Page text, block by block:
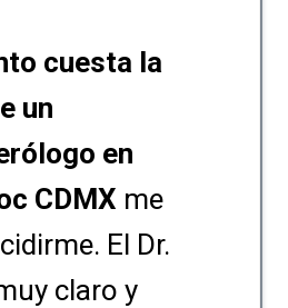
cuesta la
un
en
CDMX me
El Dr.
claro y